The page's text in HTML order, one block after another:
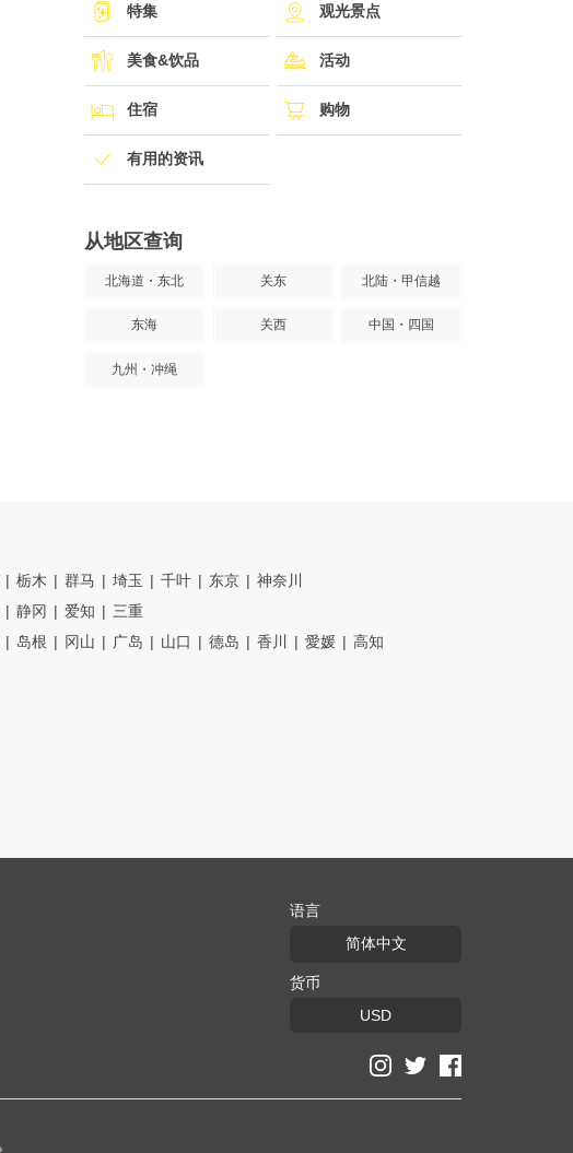
特集 观光景点
美食&饮品 活动
住宿 购物
有用的资讯
从地区查询
北海道・东北 关东 北陆・甲信越
东海 关西 中国・四国
九州・冲绳
栃木 群马 埼玉 千叶 东京
神奈川
静冈 爱知
三重
岛根 冈山 广岛 山口 德岛 香川 愛媛
高知
语言
简体中文
货币
USD